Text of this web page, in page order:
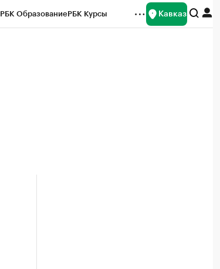
РБК ОбразованиеРБК Курсы Кавказ